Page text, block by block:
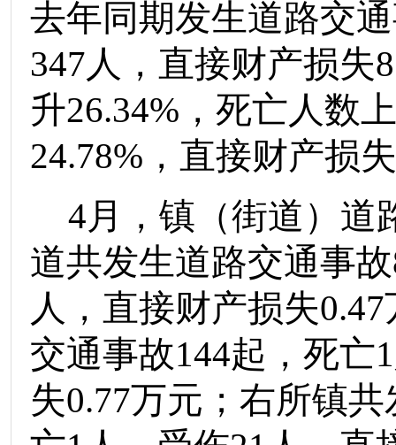
去年同期发生道路交
347人，直接财产损失
升26.34% ，死亡人数
24.78% ，直接财产损失
4月，镇（街道）道
道共发生道路交通事故
人，直接财产损失0.47
交通事故144起，死亡1
失0.77万元 ； 右所镇共